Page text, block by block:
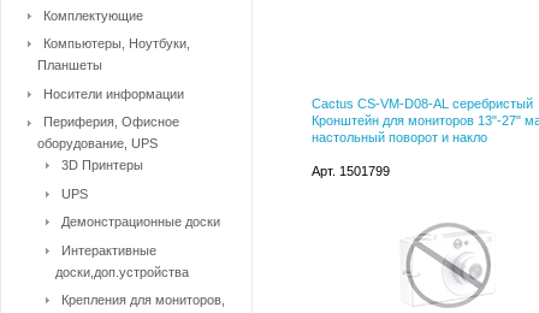
Cactus CS-VM-D08-AL серебристый
Кронштейн для мониторов 13"-27"
настольный поворот и накло
Арт. 1501799
Комплектующие
Компьютеры, Ноутбуки,
Планшеты
Носители информации
Периферия, Офисное
оборудование, UPS
3D Принтеры
UPS
Демонстрационные доски
Интерактивные
доски,доп.устройства
Крепления для мониторов,